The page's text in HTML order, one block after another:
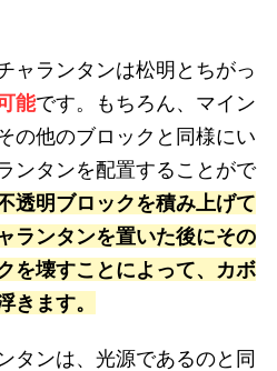
ャランタンは松明とちがっ
能です。もちろん、マイン
の他のブロックと同様にい
ンタンを配置することがで
透明ブロックを積み上げて
ランタンを置いた後にその
を壊すことによって、カボ
きます。
タンは、光源であるのと同